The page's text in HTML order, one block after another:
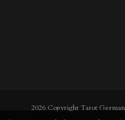
2026 Copyright Tarot